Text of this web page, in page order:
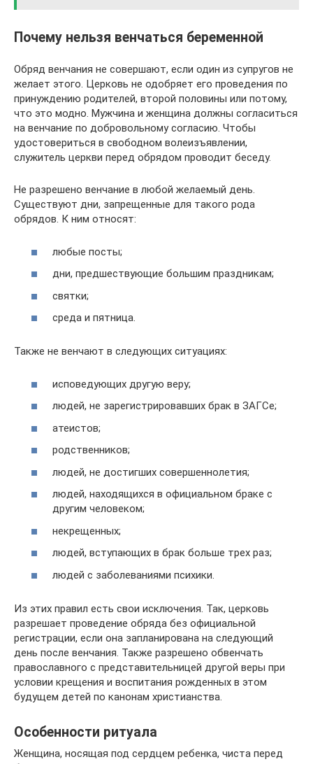
Почему нельзя венчаться беременной
Обряд венчания не совершают, если один из супругов не
желает этого. Церковь не одобряет его проведения по
принуждению родителей, второй половины или потому,
что это модно. Мужчина и женщина должны согласиться
на венчание по добровольному согласию. Чтобы
удостовериться в свободном волеизъявлении,
служитель церкви перед обрядом проводит беседу.
Не разрешено венчание в любой желаемый день.
Существуют дни, запрещенные для такого рода
обрядов. К ним относят:
любые посты;
дни, предшествующие большим праздникам;
святки;
среда и пятница.
Также не венчают в следующих ситуациях:
исповедующих другую веру;
людей, не зарегистрировавших брак в ЗАГСе;
атеистов;
родственников;
людей, не достигших совершеннолетия;
людей, находящихся в официальном браке с
другим человеком;
некрещенных;
людей, вступающих в брак больше трех раз;
людей с заболеваниями психики.
Из этих правил есть свои исключения. Так, церковь
разрешает проведение обряда без официальной
регистрации, если она запланирована на следующий
день после венчания. Также разрешено обвенчать
православного с представительницей другой веры при
условии крещения и воспитания рожденных в этом
будущем детей по канонам христианства.
Особенности ритуала
Женщина, носящая под сердцем ребенка, чиста перед